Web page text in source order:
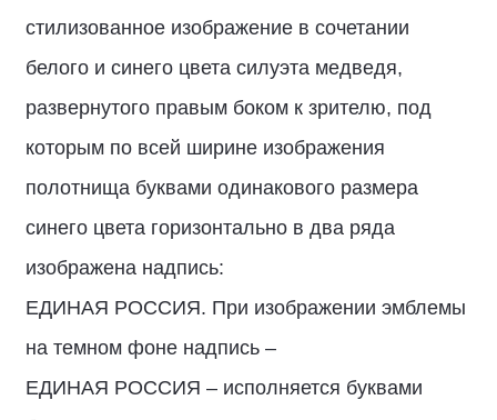
стилизованное изображение в сочетании
белого и синего цвета силуэта медведя,
развернутого правым боком к зрителю, под
которым по всей ширине изображения
полотнища буквами одинакового размера
синего цвета горизонтально в два ряда
изображена надпись:
ЕДИНАЯ РОССИЯ. При изображении эмблемы
на темном фоне надпись –
ЕДИНАЯ РОССИЯ – исполняется буквами